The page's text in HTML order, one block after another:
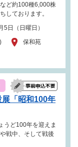
ど約100種6,000株
しております。
日（日曜日）
保和苑
展「昭和100年
うど100年を迎えま
戦中、そして戦後